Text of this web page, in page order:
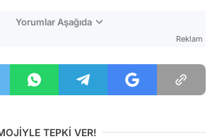
Yorumlar Aşağıda
Reklam
TEPKİ VER!